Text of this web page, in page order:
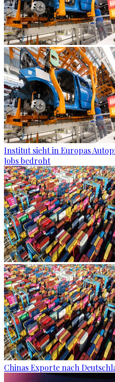
Institut sieht in Europas
Jobs bedroht
Chinas Exporte nach